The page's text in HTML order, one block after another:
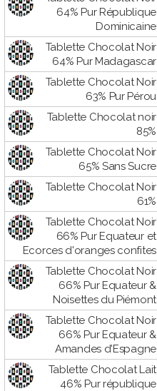
64% Pur République
Dominicaine
Tablette Chocolat Noir
64% Pur Madagascar
Tablette Chocolat Noir
63% Pur Pérou
Tablette Chocolat noir
85%
Tablette Chocolat Noir
65% Sans Sucre
Tablette Chocolat Noir
61%
Tablette Chocolat Noir
66% Pur Equateur et
Ecorces d'oranges confites
Tablette Chocolat Noir
66% Pur Equateur &
Noisettes du Piémont
Tablette Chocolat Noir
66% Pur Equateur &
Amandes d'Espagne
Tablette Chocolat Lait
46% Pur république